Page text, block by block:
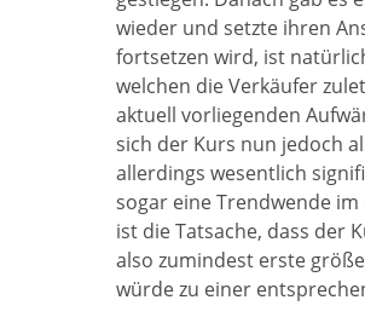
wieder und setzte ihren
fortsetzen wird, ist
welchen die Verkäufer
aktuell vorliegenden
sich der Kurs nun jedoch
allerdings wesentlich
sogar eine Trendwende
ist die Tatsache, dass der
also zumindest erste
würde zu einer